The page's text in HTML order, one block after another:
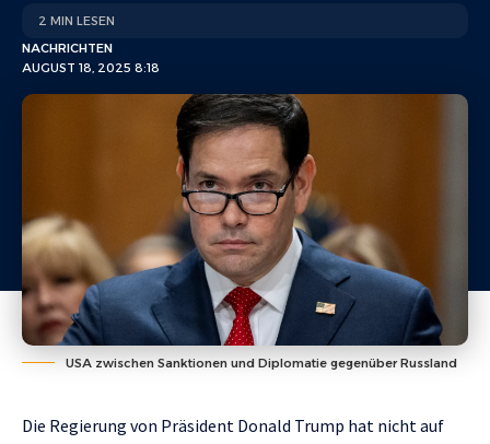
AUGUST 18, 2025 8:18
NACHRICHTEN
2 MIN LESEN
USA zwischen Sanktionen und Diplomatie gegenüber Russland
Die Regierung von Präsident Donald Trump hat nicht auf